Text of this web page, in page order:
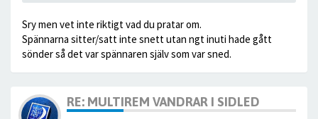
Sry men vet inte riktigt vad du pratar om.
Spännarna sitter/satt inte snett utan ngt inuti hade gått
sönder så det var spännaren själv som var sned.
RE: MULTIREM VANDRAR I SIDLED